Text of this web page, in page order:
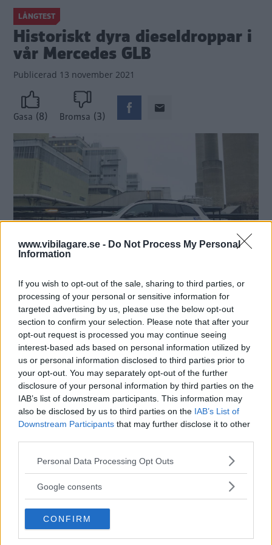
www.vibilagare.se - Do Not Process My Personal
Information
If you wish to opt-out of the sale, sharing to third parties, or
processing of your personal or sensitive information for
targeted advertising by us, please use the below opt-out
section to confirm your selection. Please note that after your
opt-out request is processed you may continue seeing
interest-based ads based on personal information utilized by
us or personal information disclosed to third parties prior to
your opt-out. You may separately opt-out of the further
disclosure of your personal information by third parties on the
IAB’s list of downstream participants. This information may
also be disclosed by us to third parties on the IAB’s List of
Downstream Participants that may further disclose it to other
Please note that this website/app uses one or more Google
not limited to your visit or usage behaviour. You may click to
use your data for below specified purposes in below Google
consent section.
Personal Data Processing Opt Outs
Google consents
CONFIRM
LÅNGTEST
Historiskt dyra dieseldroppar i
vår Mercedes GLB
Publicerad 13 november 2021
Gasa (8) Bromsa (3)
fullast.
Vår dieselsuv levererar imponerande räckvidd men
dieselpriset riskerar att fälla kalkylen helt. Nästan 300
kr dyrare per tank jämfört med i januari.
Text
Klas Skarin
Fotograf
Klas Skarin
Det här är en låst artikel.Logga inför
att fortsätta läsa.